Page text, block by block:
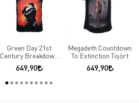
Green Day 21st
Century Breakdown
Tişört
649,90
Megadeth Countdown
To Extinction Tişört
649,90